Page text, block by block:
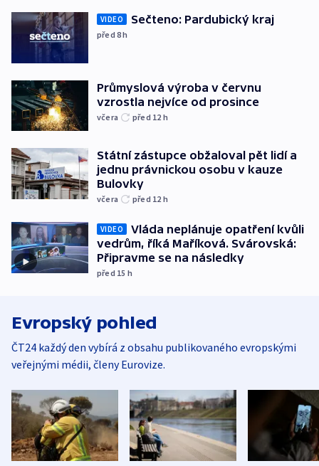
VIDEO Sečteno: Pardubický kraj
před 8h
Průmyslová výroba v červnu
vzrostla nejvíce od prosince
včera před 12 h
Státní zástupce obžaloval pět lidí a
jednu právnickou osobu v kauze
Bulovky
včera před 12 h
VIDEO
Vláda neplánuje opatření kvůli
vedrům, říká Maříková. Svárovská:
Připravme se na následky
před 15 h
Evropský pohled
ČT24 každý den vybírá z obsahu publikovaného evropskými
veřejnými médii, členy Eurovize.